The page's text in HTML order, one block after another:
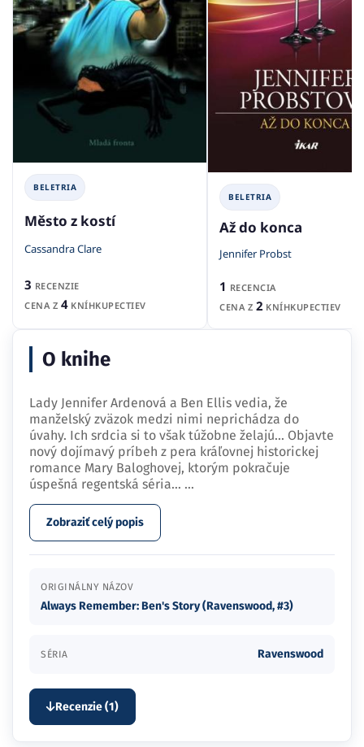
BELETRIA
Město z kostí
Cassandra Clare
3 RECENZIE
CENA Z 4KNÍHKUPECTIEV
BELETRIA
Až do konca
Jennifer Probst
1 RECENCIA
CENA Z 2 KNÍHKUPECTIEV
O knihe
Lady Jennifer Ardenová a Ben Ellis vedia, že
manželský zväzok medzi nimi neprichádza do
úvahy. Ich srdcia si to však túžobne želajú... Objavte
nový dojímavý príbeh z pera kráľovnej historickej
romance Mary Baloghovej, ktorým pokračuje
úspešná regentská séria… ...
Zobraziť celý popis
ORIGINÁLNY NÁZOV
Always Remember: Ben's Story (Ravenswood, #3)
SÉRIA Ravenswood
Recenzie (1)